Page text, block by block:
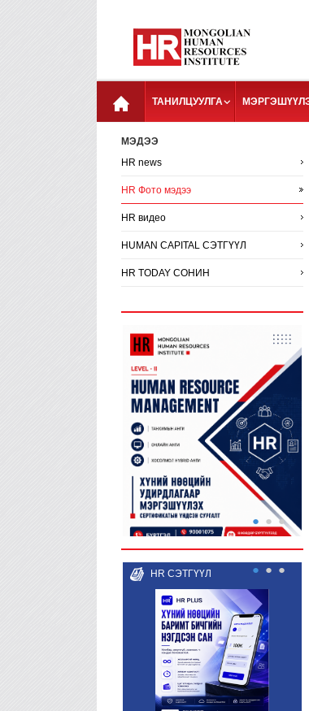
ТАНИЛЦУУЛГА
МЭДЭЭ
HR news
HR Фото мэдээ
HR видео
HUMAN CAPITAL СЭТГҮҮЛ
HR TODAY СОНИН
● ● ●
HR СЭТГҮҮЛ ● ● ●